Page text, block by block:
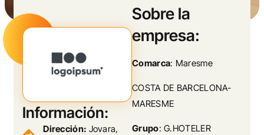
Sobre la
empresa:
Comarca: Maresme
COSTA DE BARCELONA-
MARESME
Grupo: G.HOTELER
Información:
Dirección: Jovara,